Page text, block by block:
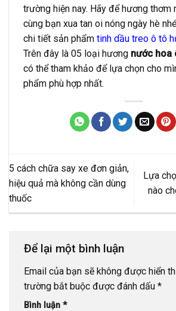
trường hiện nay. Hãy để hương thơm
cùng bạn xua tan oi nóng ngày hè
chi tiết sản phẩm tinh dầu treo ô tô
Trên đây là 05 loại hương nước hoa
có thể tham khảo để lựa chọn cho
phẩm phù hợp nhất.
5 cách chữa say xe đơn giản,
hiệu quả mà không cần dùng
thuốc
Lựa
nào
Để lại một bình luận
Email của bạn sẽ không được hiển
trường bắt buộc được đánh dấu *
Bình luận *